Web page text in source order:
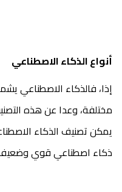
أنواع الذكاء الاصطناعي
إذا، فالذكاء الاصطناعي
مختلفة، وعدا عن هذه
يمكن تصنيف الذكاء
ذكاء اصطناعي قوي